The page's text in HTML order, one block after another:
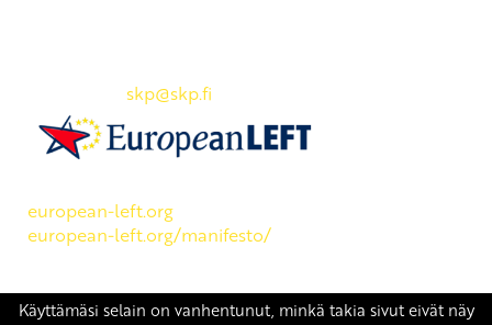
skp@skp.fi
european-left.org
european-left.org/manifesto/